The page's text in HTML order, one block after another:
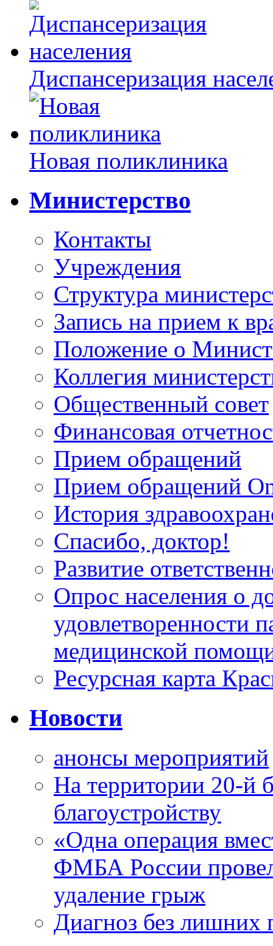
Диспансеризация
Новая поликлиника
Министерство
Контакты
Учреждения
Структура
Запись на прием к
Положение о
Коллегия
Общественный совет
Финансовая
Прием обращений
Прием обращений
История
Спасибо, доктор!
Развитие
Опрос населения о
удовлетворенности
медицинской
Ресурсная карта
Новости
анонсы мероприятий
На территории 20-й
благоустройству
«Одна операция
ФМБА России
удаление грыж
Диагноз без лишних